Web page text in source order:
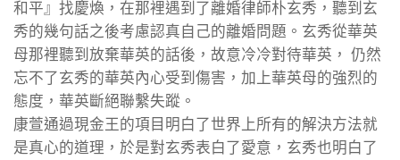
和平』找慶煥，在那裡遇到了離婚律師朴玄秀，聽到玄
秀的幾句話之後考慮認真自己的離婚問題。玄秀從華英
母那裡聽到放棄華英的話後，故意冷冷對待華英， 仍然
忘不了玄秀的華英內心受到傷害，加上華英母的強烈的
態度，華英斷絕聯繫失蹤。
康萱通過現金王的項目明白了世界上所有的解決方法就
是真心的道理，於是對玄秀表白了愛意，玄秀也明白了